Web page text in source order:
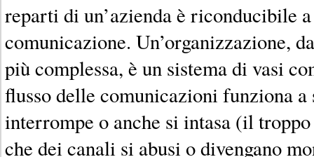
reparti di un’azienda è riconducibile
comunicazione. Un’organizzazione,
più complessa, è un sistema di vasi
flusso delle comunicazioni funziona
interrompe o anche si intasa (il
che dei canali si abusi o divengano